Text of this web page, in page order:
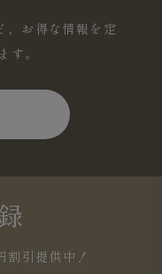
、お得な情報を定
す。
引提供中！